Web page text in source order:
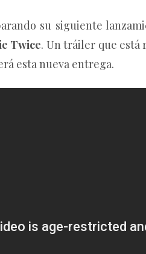
su siguiente
Twice. Un tráiler que
esta nueva entrega.